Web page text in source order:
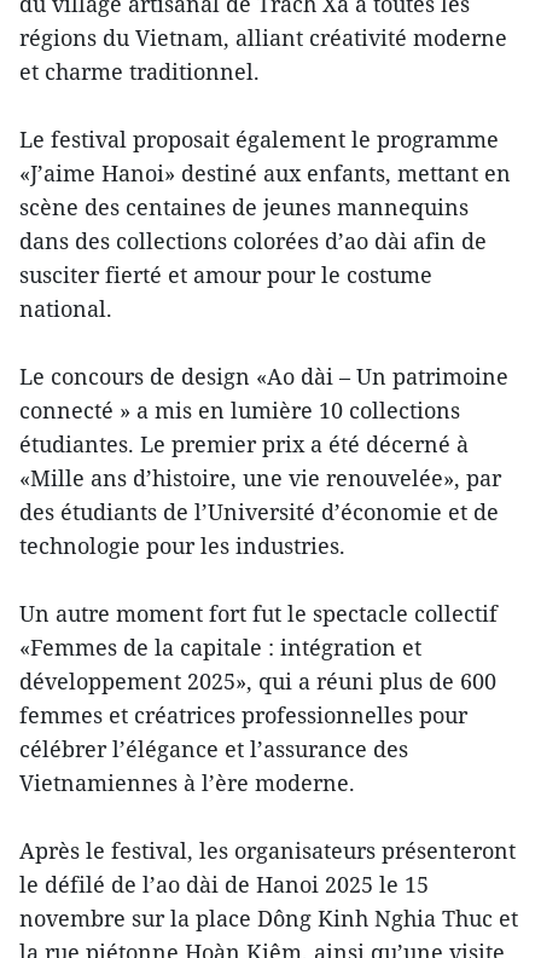
régions du Vietnam, alliant créativité moderne
et charme traditionnel.
Le festival proposait également le programme
«J’aime Hanoi» destiné aux enfants, mettant en
scène des centaines de jeunes mannequins
dans des collections colorées d’ao dài afin de
susciter fierté et amour pour le costume
national.
Le concours de design «Ao dài – Un patrimoine
connecté » a mis en lumière 10 collections
étudiantes. Le premier prix a été décerné à
«Mille ans d’histoire, une vie renouvelée», par
des étudiants de l’Université d’économie et de
technologie pour les industries.
Un autre moment fort fut le spectacle collectif
«Femmes de la capitale : intégration et
développement 2025», qui a réuni plus de 600
femmes et créatrices professionnelles pour
célébrer l’élégance et l’assurance des
Vietnamiennes à l’ère moderne.
Après le festival, les organisateurs présenteront
le défilé de l’ao dài de Hanoi 2025 le 15
novembre sur la place Dông Kinh Nghia Thuc et
la rue piétonne Hoàn Kiêm, ainsi qu’une visite